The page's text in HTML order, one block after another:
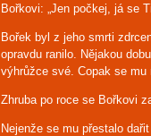
Bořkovi: „Jen počkej, já se
Bořek byl z jeho smrti
opravdu ranilo. Nějakou
výhrůžce své. Copak se
Zhruba po roce se Bořkovi
Nejenže se mu přestalo